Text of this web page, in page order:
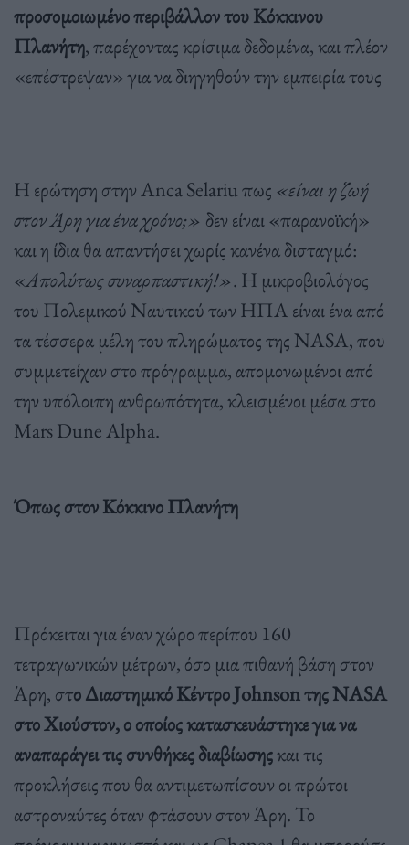
προσομοιωμένο περιβάλλον του Κόκκινου
Πλανήτη, παρέχοντας κρίσιμα δεδομένα, και πλέον
«επέστρεψαν» για να διηγηθούν την εμπειρία τους
Η ερώτηση στην Anca Selariu πως «είναι η ζωή
στον Άρη για ένα χρόνο;» δεν είναι «παρανοϊκή»
και η ίδια θα απαντήσει χωρίς κανένα δισταγμό:
«Απολύτως συναρπαστική!». Η μικροβιολόγος
του Πολεμικού Ναυτικού των ΗΠΑ είναι ένα από
τα τέσσερα μέλη του πληρώματος της NASA, που
συμμετείχαν στο πρόγραμμα, απομονωμένοι από
την υπόλοιπη ανθρωπότητα, κλεισμένοι μέσα στο
Mars Dune Alpha.
Όπως στον Κόκκινο Πλανήτη
Πρόκειται για έναν χώρο περίπου 160
τετραγωνικών μέτρων, όσο μια πιθανή βάση στον
Άρη, στο Διαστημικό Κέντρο Johnson της NASA
στο Χιούστον, ο οποίος κατασκευάστηκε για να
αναπαράγει τις συνθήκες διαβίωσηςκαι τις
προκλήσεις που θα αντιμετωπίσουν οι πρώτοι
αστροναύτες όταν φτάσουν στον Άρη. Το